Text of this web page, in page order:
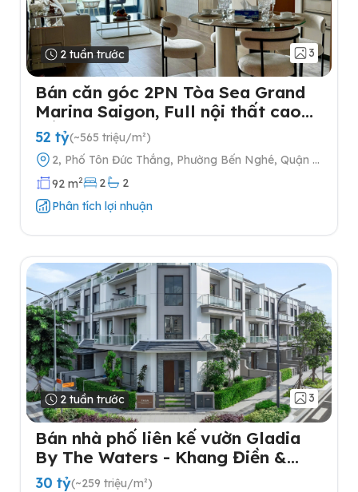
2 tuần trước 3
Bán căn góc 2PN Tòa Sea Grand
Marina Saigon, Full nội thất cao
cấp
52 tỷ(~565 triệu/m²)
2, Phố Tôn Đức Thắng, Phường Bến Nghé, Quận 1,
Thành phố Hồ Chí Minh
92 m2 2
2
Phân tích lợi nhuận
2 tuần trước 3
Bán nhà phố liên kế vườn Gladia
By The Waters - Khang Điền &
Keppel tại Quận 2
30 tỷ(~259 triệu/m²)